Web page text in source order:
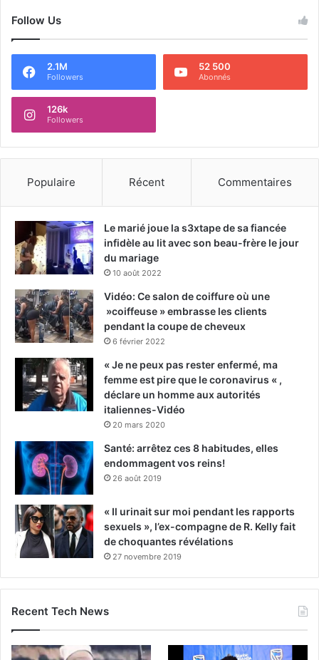
Follow Us
2.1M
Followers
52 500
Abonnés
126k
Followers
Populaire Récent Commentaires
Le marié joue la s3xtape de sa fiancée
infidèle au lit avec son beau-frère le jour
du mariage
10 août 2022
Vidéo: Ce salon de coiffure où une
»coiffeuse » embrasse les clients
pendant la coupe de cheveux
6 février 2022
« Je ne peux pas rester enfermé, ma
femme est pire que le coronavirus « ,
déclare un homme aux autorités
italiennes-Vidéo
20 mars 2020
Santé: arrêtez ces 8 habitudes, elles
endommagent vos reins!
26 août 2019
« Il urinait sur moi pendant les rapports
sexuels », l’ex-compagne de R. Kelly fait
de choquantes révélations
27 novembre 2019
Recent Tech News